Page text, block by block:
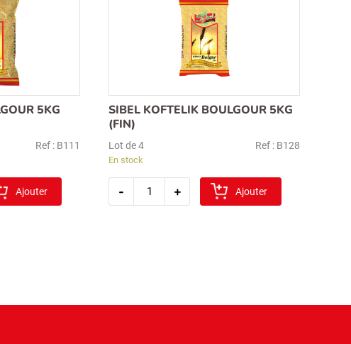
5KG
Ref : B111
Ajouter
SIBEL KOFTELIK BOULGOUR 5KG
(FIN)
Lot de 4 Ref : B128
En stock
-
quantité
+ Ajouter